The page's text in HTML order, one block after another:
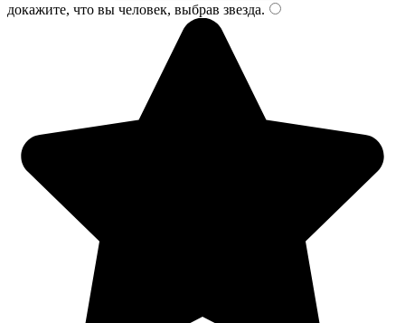
докажите, что вы человек, выбрав звезда.